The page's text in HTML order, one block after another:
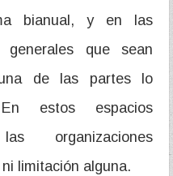
bianual, y en las
que sean
de las partes lo
estos espacios
organizaciones
limitación alguna.